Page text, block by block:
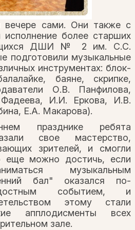
вечере сами. Они также с
более старших
ДШИ № 2 им. С.С.
подготовили музыкальные
инструментах: блок-
баяне, скрипке,
О.В. Панфилова,
И.И. Еркова, И.В.
Е.А. Макарова).
празднике ребята
свое мастерство,
зрителей, и смогли
еще можно достичь, если
музыкальным
бал" оказался по-
событием, и
этому стали
апплодисменты всех
зале.